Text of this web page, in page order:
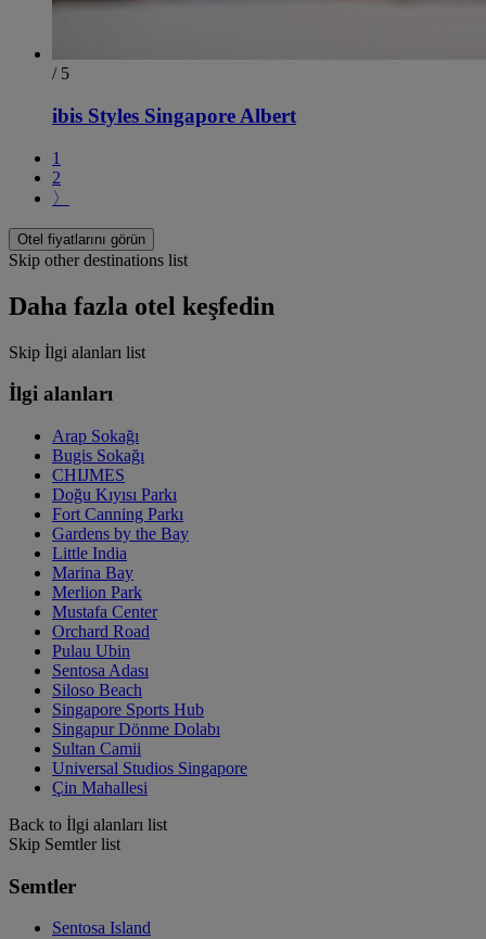
/ 5
ibis Styles Singapore Albert
1
2
〉
Otel fiyatlarını görün
Skip other destinations list
Daha fazla otel keşfedin
Skip İlgi alanları list
İlgi alanları
Arap Sokağı
Bugis Sokağı
CHIJMES
Doğu Kıyısı Parkı
Fort Canning Parkı
Gardens by the Bay
Little India
Marina Bay
Merlion Park
Mustafa Center
Orchard Road
Pulau Ubin
Sentosa Adası
Siloso Beach
Singapore Sports Hub
Singapur Dönme Dolabı
Sultan Camii
Universal Studios Singapore
Çin Mahallesi
Back to İlgi alanları list
Skip Semtler list
Semtler
Sentosa Island